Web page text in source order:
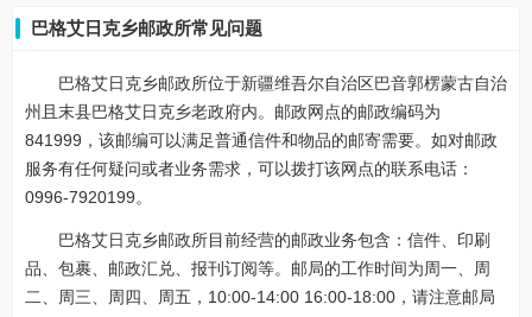
巴格艾日克乡邮政所常见问题
巴格艾日克乡邮政所位于新疆维吾尔自治区巴音郭楞蒙古自治
州且末县巴格艾日克乡老政府内。邮政网点的邮政编码为
841999，该邮编可以满足普通信件和物品的邮寄需要。如对邮政
服务有任何疑问或者业务需求，可以拨打该网点的联系电话：
0996-7920199。
巴格艾日克乡邮政所目前经营的邮政业务包含：信件、印刷
品、包裹、邮政汇兑、报刊订阅等。邮局的工作时间为周一、周
二、周三、周四、周五，10:00-14:00 16:00-18:00，请注意邮局